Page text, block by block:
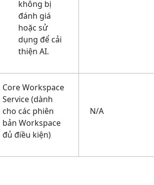
không bị
đánh giá
hoặc sử
dụng để cải
thiện AI.
Core Workspace
Service (dành
cho các phiên
bản Workspace
đủ điều kiện)
N/A